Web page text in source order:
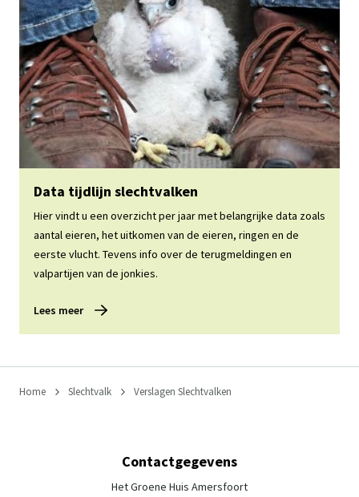
Lees meer
Data tijdlijn slechtvalken
Hier vindt u een overzicht per jaar met belangrijke data zoals
aantal eieren, het uitkomen van de eieren, ringen en de
eerste vlucht. Tevens info over de terugmeldingen en
valpartijen van de jonkies.
Lees meer
Home Slechtvalk Verslagen Slechtvalken
Contactgegevens
Het Groene Huis Amersfoort